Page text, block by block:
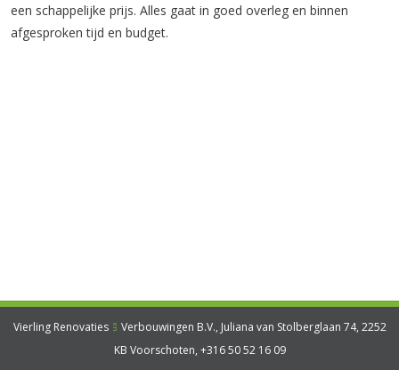
een schappelijke prijs. Alles gaat in goed overleg en binnen
afgesproken tijd en budget.
Vierling Renovaties en Verbouwingen B.V., Juliana van Stolberglaan 74, 2252
KB Voorschoten, +316 50 52 16 09